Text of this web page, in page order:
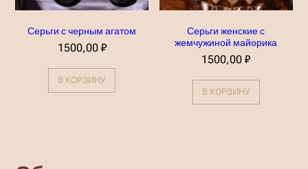
Серьги с черным агатом
1500,00 ₽
В КОРЗИНУ
Серьги женские с
жемчужиной майорика
1500,00₽
В КОРЗИНУ